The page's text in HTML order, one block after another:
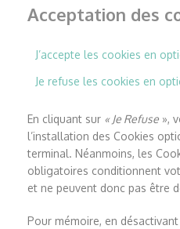
Acceptation des
J’accepte les cookies en
Je refuse les cookies en
En cliquant sur « Je Refuse »,
l’installation des Cookies
terminal. Néanmoins, les
obligatoires conditionnent
et ne peuvent donc pas être
Pour mémoire, en